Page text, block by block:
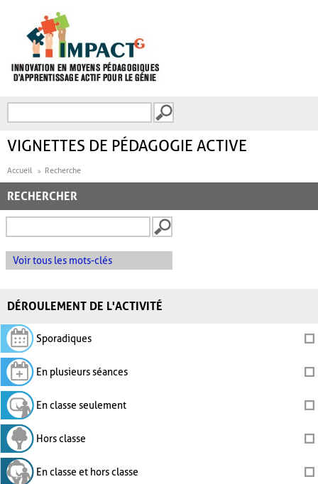
FORMULAIRE DE
VIGNETTES DE PÉDAGOGIE ACTIVE
Accueil Recherche
RECHERCHER
Voir tous les mots-clés
DÉROULEMENT DE L'ACTIVITÉ
Sporadiques
En plusieurs séances
En classe seulement
Hors classe
En classe et hors classe